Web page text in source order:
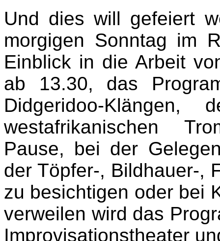
Und dies will gefeiert
morgigen Sonntag im
Einblick in die Arbeit
ab 13.30, das
Didgeridoo-
westafrikanischen
Pause, bei der
der Töpfer-, Bildhauer-,
zu besichtigen oder bei
verweilen wird das
Improvisationstheater